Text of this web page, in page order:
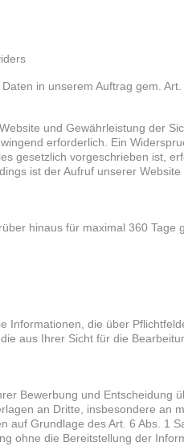
in unserem Auftrag gem.
und Gewährleistung der
erforderlich. Ein
gesetzlich vorgeschrieben ist,
ist der Aufruf unserer
hinaus für maximal 360 Tage
die über
aus Ihrer Sicht für die
Bewerbung und Entscheidung
an Dritte, insbesondere an
Grundlage des Art. 6 Abs. 1
ohne die Bereitstellung der